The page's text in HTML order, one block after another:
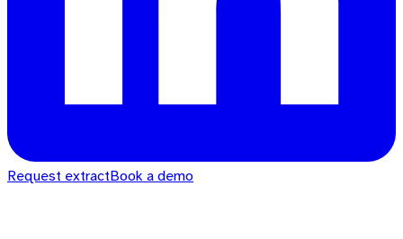
Request extractBook a demo